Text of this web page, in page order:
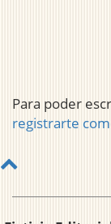
Para poder
registrarte